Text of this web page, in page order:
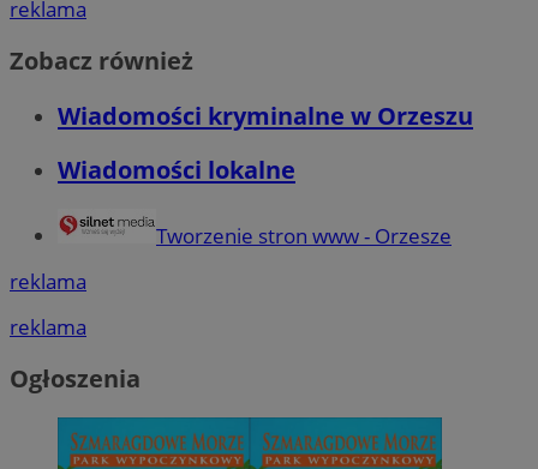
reklama
Zobacz również
Wiadomości kryminalne w Orzeszu
Wiadomości lokalne
Tworzenie stron www - Orzesze
reklama
reklama
Ogłoszenia